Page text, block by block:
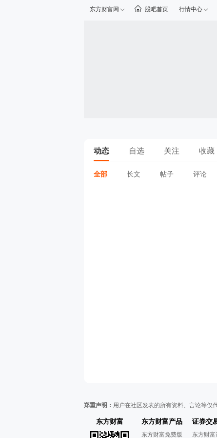
东方财富网 股吧首页 行情中心
动态 自选 关注 收藏
全部 长文 帖子 评论
郑重声明： 用户在社区发表的所有资料、言论等仅
东方财富 东方财富产品
东方财富免费版
证券交
东方财富